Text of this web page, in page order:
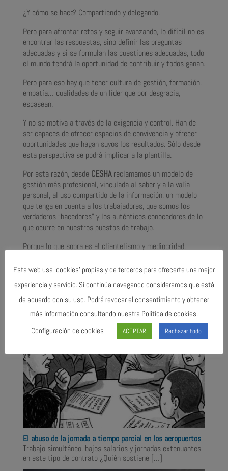
¿Y cómo se hace? Compartiendo y delegando.
Pero para afrontar retos y seguir avanzando, lo difícil no es
encontrar las respuestas, sino definir las preguntas
adecuadas y si se formulan las cuestiones adecuadas, todo
el mundo tendrá la oportunidad de contribuir y todos ganan.
Pero para eso hay que tener cultura de gestión, formación,
empatía… cualidades de un líder que por desgracia,
escasean.
Y no se motiva a través de la exigencia y control. Han de
ser capaces de ofrecer espacios de convivencia y ofrecer
oportunidades que hagan suyos los resultados. Sólo desde
esta perspectiva se podrá implicar a la plantilla.
Por esta razón, desde CESHAreclamamos un modelo de
gestión más profesional, vinculada al saber y a la valía
personal, al uso compartido de la información, un modelo
que tenga en cuenta a los trabajadores, que somos los
verdaderos “hacedores” y los auténticos conocedores de lo
que ocurre en nuestros puestos de trabajo.
Porque lo que sobra es el clientelismo y mediocridad.
Ú
IMAS NOTICIAS
El abuso de la jornada a tiempo parcial en los aeropuertos
Trabajo simultáneo, bajos salarios y jornadas extenuantes
en este tipo de contrato ¿Quién sostiene […]
Esta web usa 'cookies' propias y de terceros para ofrecerte una mejor
experiencia y servicio. Si continúa navegando consideramos que está
de acuerdo con su uso. Podrá revocar el consentimiento y obtener
más información consultando nuestra Política de cookies.
Configuración de cookies
ACEPTAR Rechazar todo